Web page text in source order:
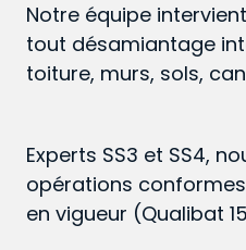
Notre équipe
tout désamiantage
toiture, murs, sols,
Experts SS3 et SS4,
opérations
en vigueur (Qualibat